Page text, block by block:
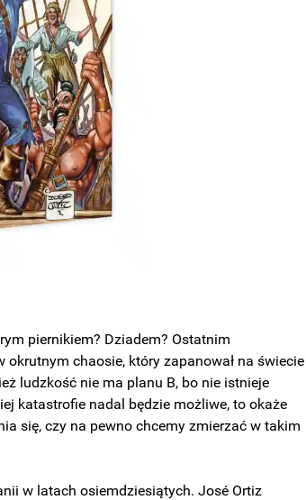
piernikiem? Dziadem? Ostatnim
chaosie, który zapanował na świecie
ludzkość nie ma planu B, bo nie istnieje
katastrofie nadal będzie możliwe, to okaże
się, czy na pewno chcemy zmierzać w takim
w latach osiemdziesiątych. José Ortiz